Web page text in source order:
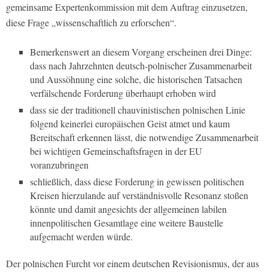
gemeinsame Expertenkommission mit dem Auftrag einzusetzen,
diese Frage „wissenschaftlich zu erforschen“.
Bemerkenswert an diesem Vorgang erscheinen drei Dinge:
dass nach Jahrzehnten deutsch-polnischer Zusammenarbeit
und Aussöhnung eine solche, die historischen Tatsachen
verfälschende Forderung überhaupt erhoben wird
dass sie der traditionell chauvinistischen polnischen Linie
folgend keinerlei europäischen Geist atmet und kaum
Bereitschaft erkennen lässt, die notwendige Zusammenarbeit
bei wichtigen Gemeinschaftsfragen in der EU
voranzubringen
schließlich, dass diese Forderung in gewissen politischen
Kreisen hierzulande auf verständnisvolle Resonanz stoßen
könnte und damit angesichts der allgemeinen labilen
innenpolitischen Gesamtlage eine weitere Baustelle
aufgemacht werden würde.
Der polnischen Furcht vor einem deutschen Revisionismus, der aus